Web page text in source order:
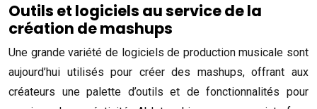
Outils et logiciels au service de la
création de mashups
Une grande variété de logiciels de production musicale sont
aujourd’hui utilisés pour créer des mashups, offrant aux
créateurs une palette d’outils et de fonctionnalités pour